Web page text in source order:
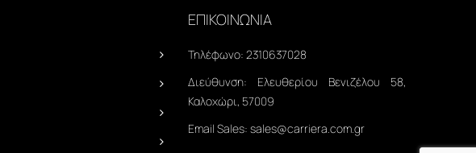
ΕΠΙΚΟΙΝΩΝΙΑ
Τηλέφωνο: 2310637028
Διεύθυνση: Ελευθερίου Βενιζέλου 58,
Καλοχώρι, 57009
Email Sales: sales@carriera.com.gr